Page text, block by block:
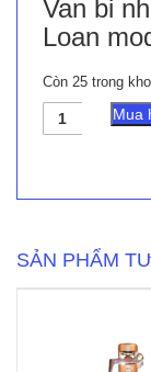
Van bi
Loan
Còn 25 trong kho
Van
bi
CD100
số
Mua
SẢN PHẨM